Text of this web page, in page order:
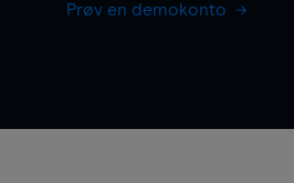
Prøv en demokonto